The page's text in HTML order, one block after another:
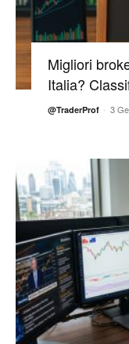
Migliori
Italia?
@TraderProf - 3